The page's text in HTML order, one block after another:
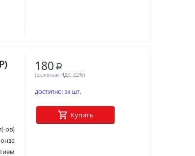
ов)
180 Р
(включая НДС 22%)
ДОСТУПНО: 34 ШТ.
Купить